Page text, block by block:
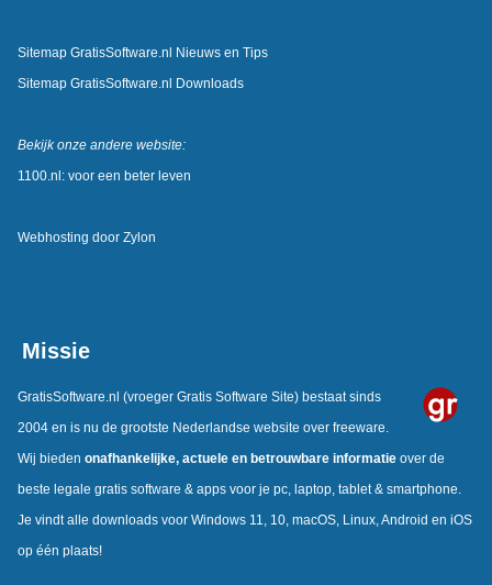
Sitemap GratisSoftware.nl Nieuws en Tips
Sitemap GratisSoftware.nl Downloads
Bekijk onze andere website:
1100.nl: voor een beter leven
Webhosting door Zylon
Missie
GratisSoftware.nl (vroeger Gratis Software Site) bestaat sinds
2004 en is nu de grootste Nederlandse website over freeware.
Wij bieden onafhankelijke, actuele en betrouwbare informatieover de
beste legale gratis software & apps voor je pc, laptop, tablet & smartphone.
Je vindt alle downloads voor Windows 11, 10, macOS, Linux, Android en iOS
op één plaats!